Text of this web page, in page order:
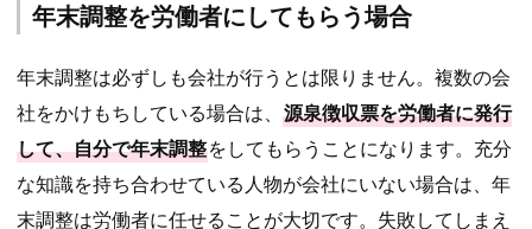
年末調整を労働者にしてもらう場合
年末調整は必ずしも会社が行うとは限りません。複数の会
社をかけもちしている場合は、 源泉徴収票を労働者に発行
して、自分で年末調整をしてもらうことになります。充分
な知識を持ち合わせている人物が会社にいない場合は、年
末調整は労働者に任せることが大切です。失敗してしまえ